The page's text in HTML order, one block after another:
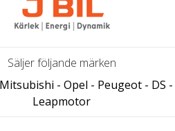
Säljer följande märken
- Opel - Peugeot - DS -
Leapmotor